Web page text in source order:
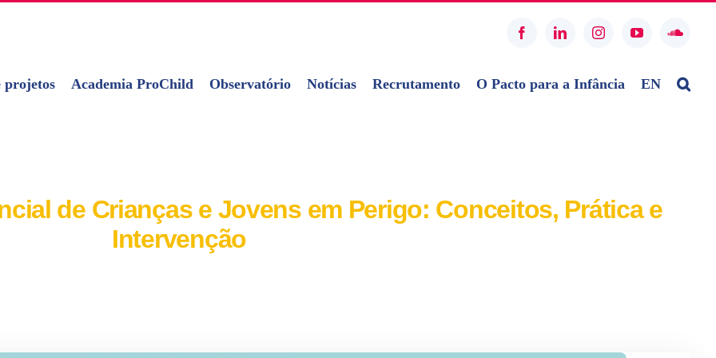
FacebookLinkedInInstagramYouTube
projetos Academia ProChild Observatório Notícias Recrutamento O Pacto para a Infância EN
de Crianças e Jovens em Perigo: Conceitos, Prática e
Intervenção